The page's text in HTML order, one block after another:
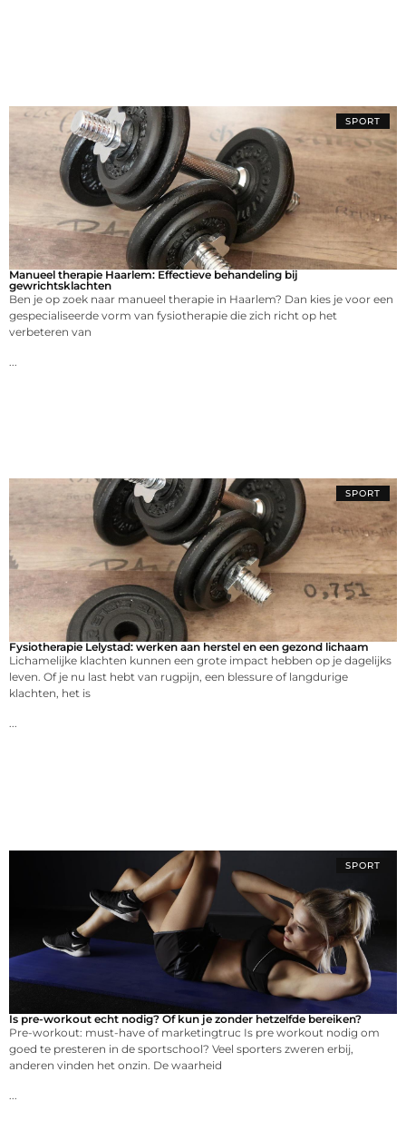
SPORT
Manueel therapie Haarlem: Effectieve behandeling bij
gewrichtsklachten
Ben je op zoek naar manueel therapie in Haarlem? Dan kies je voor een
gespecialiseerde vorm van fysiotherapie die zich richt op het
verbeteren van
SPORT
Fysiotherapie Lelystad: werken aan herstel en een gezond lichaam
Lichamelijke klachten kunnen een grote impact hebben op je dagelijks
leven. Of je nu last hebt van rugpijn, een blessure of langdurige
klachten, het is
SPORT
Is pre-workout echt nodig? Of kun je zonder hetzelfde bereiken?
Pre-workout: must-have of marketingtruc Is pre workout nodig om
goed te presteren in de sportschool? Veel sporters zweren erbij,
anderen vinden het onzin. De waarheid